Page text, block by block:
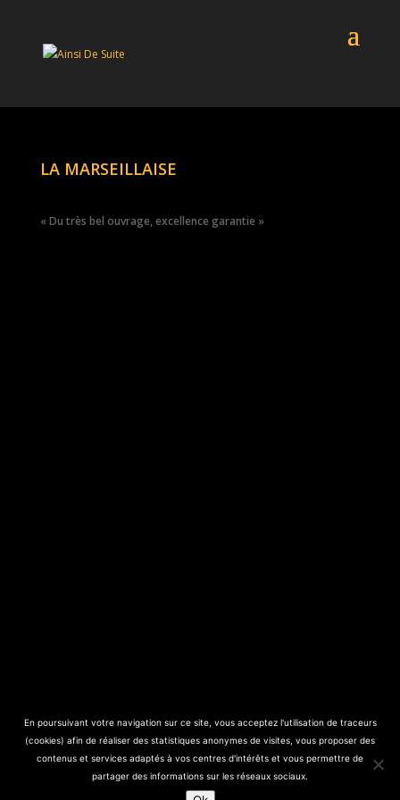
LA MARSEILLAISE
« Du très bel ouvrage, excellence garantie »
Mentions Légales
En poursuivant votre navigation sur ce site, vous acceptez l'utilisation de traceurs
(cookies) afin de réaliser des statistiques anonymes de visites, vous proposer des
contenus et services adaptés à vos centres d'intérêts et vous permettre de
partager des informations sur les réseaux sociaux.